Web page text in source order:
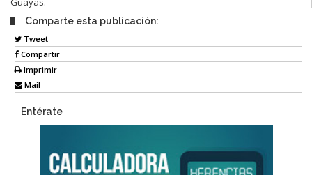
Comparte esta publicación:
Tweet
Compartir
Imprimir
Mail
Entérate